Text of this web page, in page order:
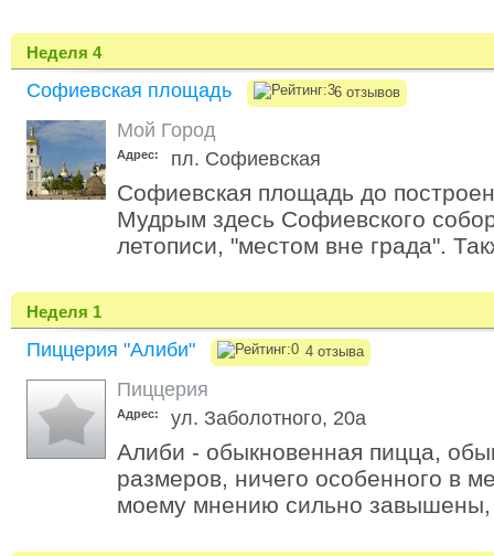
Неделя 4
Софиевская площадь 6 отзывов
Мой Город
Адрес: пл. Софиевская
Софиевская площадь до
Мудрым здесь Софиевского
летописи, "местом вне града".
Неделя 1
Пиццерия "Алиби" 4 отзыва
Пиццерия
Адрес: ул. Заболотного, 20а
Алиби - обыкновенная пицца,
размеров, ничего особенного в
моему мнению сильно